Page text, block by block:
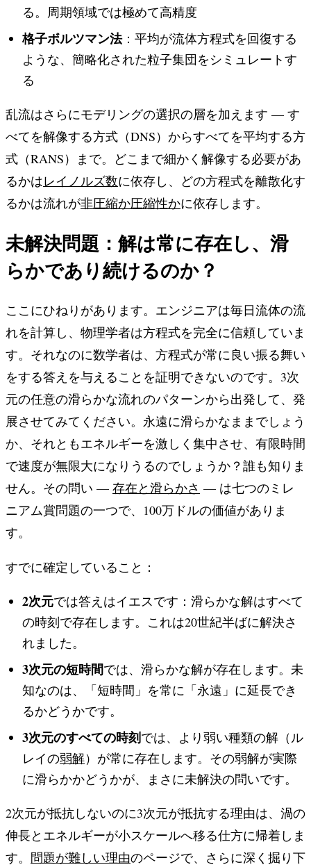
る。周期領域では極めて高精度
格子ボルツマン法：平均が流体方程式を回復する
ような、簡略化された粒子集団をシミュレートす
る
乱流はさらにモデリングの選択の層を加えます — す
べてを解像する方式（DNS）からすべてを平均する方
式（RANS）まで。どこまで細かく解像する必要があ
るかはレイノルズ数に依存し、どの方程式を離散化す
るかは流れが非圧縮か圧縮性かに依存します。
未解決問題：解は常に存在し、滑
らかであり続けるのか？
ここにひねりがあります。エンジニアは毎日流体の流
れを計算し、物理学者は方程式を完全に信頼していま
す。それなのに数学者は、方程式が常に良い振る舞い
をする答えを与えることを証明できないのです。3次
元の任意の滑らかな流れのパターンから出発して、発
展させてみてください。永遠に滑らかなままでしょう
か、それともエネルギーを激しく集中させ、有限時間
で速度が無限大になりうるのでしょうか？誰も知りま
せん。その問い — 存在と滑らかさ — は七つのミレ
ニアム賞問題の一つで、100万ドルの価値がありま
す。
すでに確定していること：
2次元では答えはイエスです：滑らかな解はすべて
の時刻で存在します。これは20世紀半ばに解決さ
れました。
3次元の短時間では、滑らかな解が存在します。未
知なのは、「短時間」を常に「永遠」に延長でき
るかどうかです。
3次元のすべての時刻では、より弱い種類の解（ル
レイの弱解）が常に存在します。その弱解が実際
に滑らかかどうかが、まさに未解決の問いです。
2次元が抵抗しないのに3次元が抵抗する理由は、渦の
伸長とエネルギーが小スケールへ移る仕方に帰着しま
す。 問題が難しい理由のページで、さらに深く掘り下